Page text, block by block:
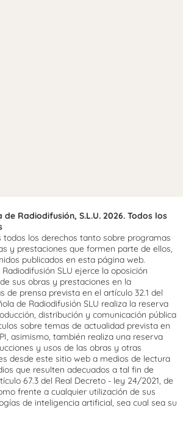
Radiodifusión, S.L.U. 2026. Todos los
los derechos tanto sobre programas
y prestaciones que formen parte de ellos,
publicados en esta página web.
SLU ejerce la oposición
sus obras y prestaciones en la
de prensa prevista en el artículo 32.1 del
de Radiodifusión SLU realiza la reserva
distribución y comunicación pública
sobre temas de actualidad prevista en
asimismo, también realiza una reserva
y usos de las obras y otras
desde este sitio web a medios de lectura
que resulten adecuados a tal fin de
67.3 del Real Decreto - ley 24/2021, de
frente a cualquier utilización de sus
de inteligencia artificial, sea cual sea su